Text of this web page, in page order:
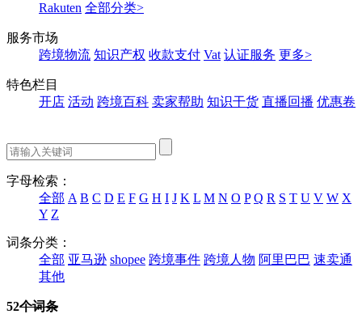
Rakuten 全部分类>
服务市场
跨境物流 知识产权 收款支付 Vat 认证服务 更多>
特色栏目
开店 活动 跨境百科 卖家帮助 知识干货 直播回播 优惠卷
字母检索：
全部 A B C D E F G H I J K L M N O P Q R S T U V W X
Y Z
词条分类：
全部 亚马逊 shopee 跨境事件 跨境人物 阿里巴巴 速卖通
其他
52个词条